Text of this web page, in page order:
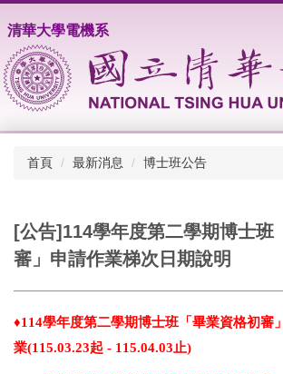
到
主
要
內
容
清華大學電機系
首頁 最新消息 博士班公告
[公告]114學年度第二學期博士班
審」申請作業梯次日期說明
♦114學年度第二學期博士班「畢業資格初審
業(115.03.23起 - 115.04.03 止)